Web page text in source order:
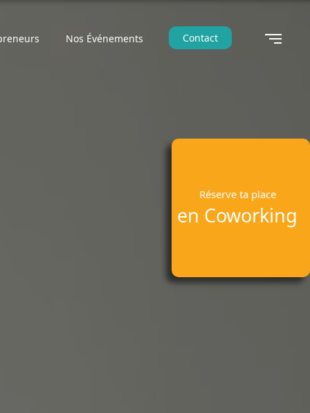
Nos Événements Contact
Réserve ta place
en Coworking